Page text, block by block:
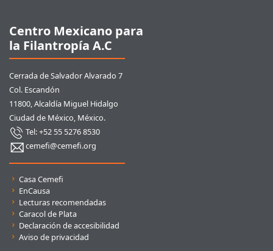
Centro Mexicano para
la Filantropía A.C
Cerrada de Salvador Alvarado 7
Col. Escandón
11800, Alcaldía Miguel Hidalgo
Ciudad de México, México.
Tel: +52 55 5276 8530
cemefi@cemefi.org
Casa Cemefi
EnCausa
Lecturas recomendadas
Caracol de Plata
Declaración de accesibilidad
Aviso de privacidad